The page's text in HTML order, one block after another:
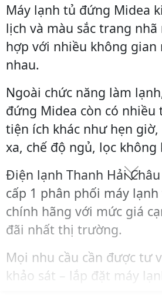
Máy lạnh tủ đứng Midea
lịch và màu sắc trang
hợp với nhiều không gian
nhau.
Ngoài chức năng làm
đứng Midea còn có nhiều
tiện ích khác như hẹn
xa, chế độ ngủ, lọc
Điện lạnh Thanh Hải
cấp 1 phân phối máy
chính hãng với mức giá
đãi nhất thị trường.
Mọi nhu cầu cần được tư
khảo sát – lắp đặt máy